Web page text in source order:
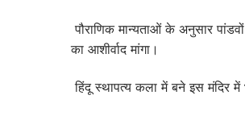
पौराणिक मान्यताओं के अनुसार
का आशीर्वाद मांगा।
हिंदू स्थापत्य कला में बने इस मंदिर में